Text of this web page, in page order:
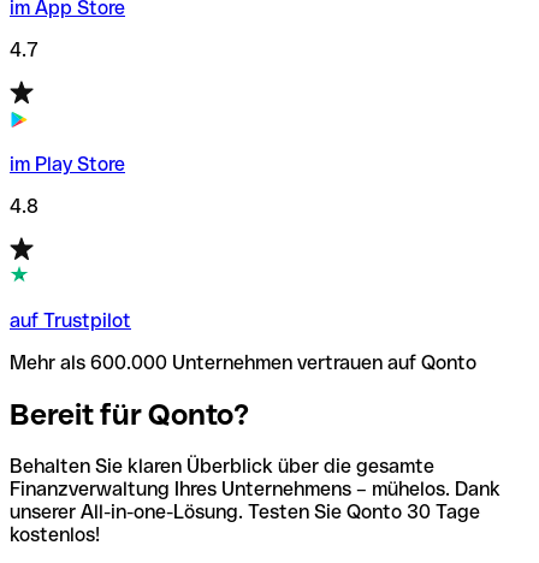
im App Store
4.7
im Play Store
4.8
auf Trustpilot
Mehr als 600.000 Unternehmen vertrauen auf Qonto
Bereit für Qonto?
Behalten Sie klaren Überblick über die gesamte
Finanzverwaltung Ihres Unternehmens – mühelos. Dank
unserer All-in-one-Lösung. Testen Sie Qonto 30 Tage
kostenlos!